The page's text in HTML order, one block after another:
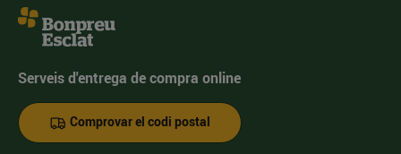
Serveis d'entrega de compra online
Comprovar el codi postal